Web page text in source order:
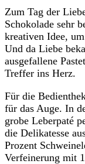
Zum Tag der
Schokolade sehr
kreativen Idee,
Und da Liebe
ausgefallene
Treffer ins Herz.
Für die
für das Auge. In
grobe Leberpaté
die Delikatesse
Prozent
Verfeinerung mit